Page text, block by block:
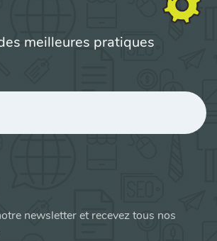
meilleures pratiques
newsletter et recevez tous nos